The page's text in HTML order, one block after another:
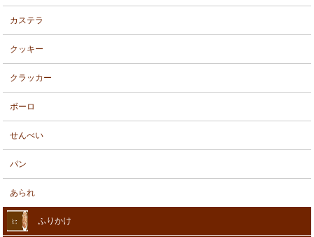
カステラ
クッキー
クラッカー
ボーロ
せんべい
パン
あられ
ふりかけ